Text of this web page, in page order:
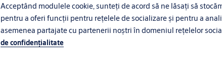
Acceptând modulele cookie, sunteți de acord să ne lăsați să
pentru a oferi funcții pentru rețelele de socializare și pentru a
asemenea partajate cu partenerii noștri în domeniul rețelelor
de confidenţialitate